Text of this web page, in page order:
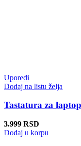
Uporedi
Dodaj na listu želja
Tastatura za
3.999 RSD
Dodaj u korpu